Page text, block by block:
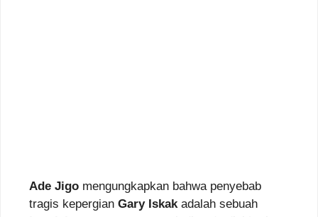
Ade Jigo mengungkapkan bahwa penyebab
tragis kepergian Gary Iskakadalah sebuah